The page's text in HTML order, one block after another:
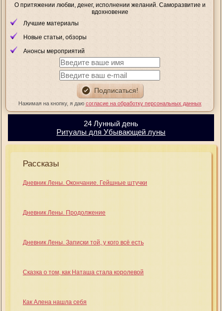
О притяжении любви, денег, исполнении желаний. Саморазвитие и
вдохновение
Лучшие материалы
Новые статьи, обзоры
Анонсы мероприятий
Нажимая на кнопку, я даю согласие на обработку персональных данных
24 Лунный день
Ритуалы для Убывающей луны
Рассказы
Дневник Лены. Окончание. Гейшные штучки
Дневник Лены. Продолжение
Дневник Лены. Записки той, у кого всё есть
Сказка о том, как Наташа стала королевой
Как Алена нашла себя